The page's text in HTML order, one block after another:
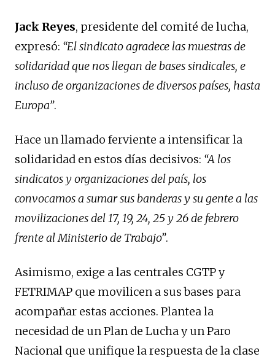
Jack Reyes, presidente del comité de lucha,
expresó: “El sindicato agradece las muestras de
solidaridad que nos llegan de bases sindicales, e
incluso de organizaciones de diversos países, hasta
Europa”.
Hace un llamado ferviente a intensificar la
solidaridad en estos días decisivos: “A los
sindicatos y organizaciones del país, los
convocamos a sumar sus banderas y su gente a las
movilizaciones del 17, 19, 24, 25 y 26 de febrero
frente al Ministerio de Trabajo”.
Asimismo, exige a las centrales CGTP y
FETRIMAP que movilicen a sus bases para
acompañar estas acciones. Plantea la
necesidad de un Plan de Lucha y un Paro
Nacional que unifique la respuesta de la clase